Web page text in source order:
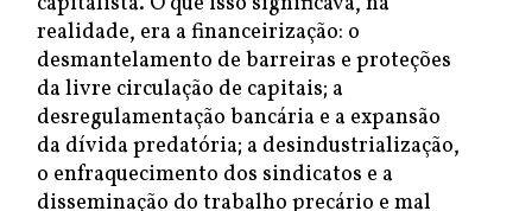
realidade, era a financeirização: o
desmantelamento de barreiras e proteções
da livre circulação de capitais; a
desregulamentação bancária e a expansão
da dívida predatória; a desindustrialização,
o enfraquecimento dos sindicatos e a
disseminação do trabalho precário e mal